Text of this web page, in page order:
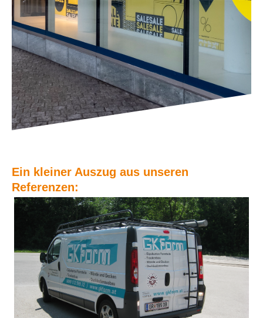
Ein kleiner Auszug aus unseren
Referenzen: